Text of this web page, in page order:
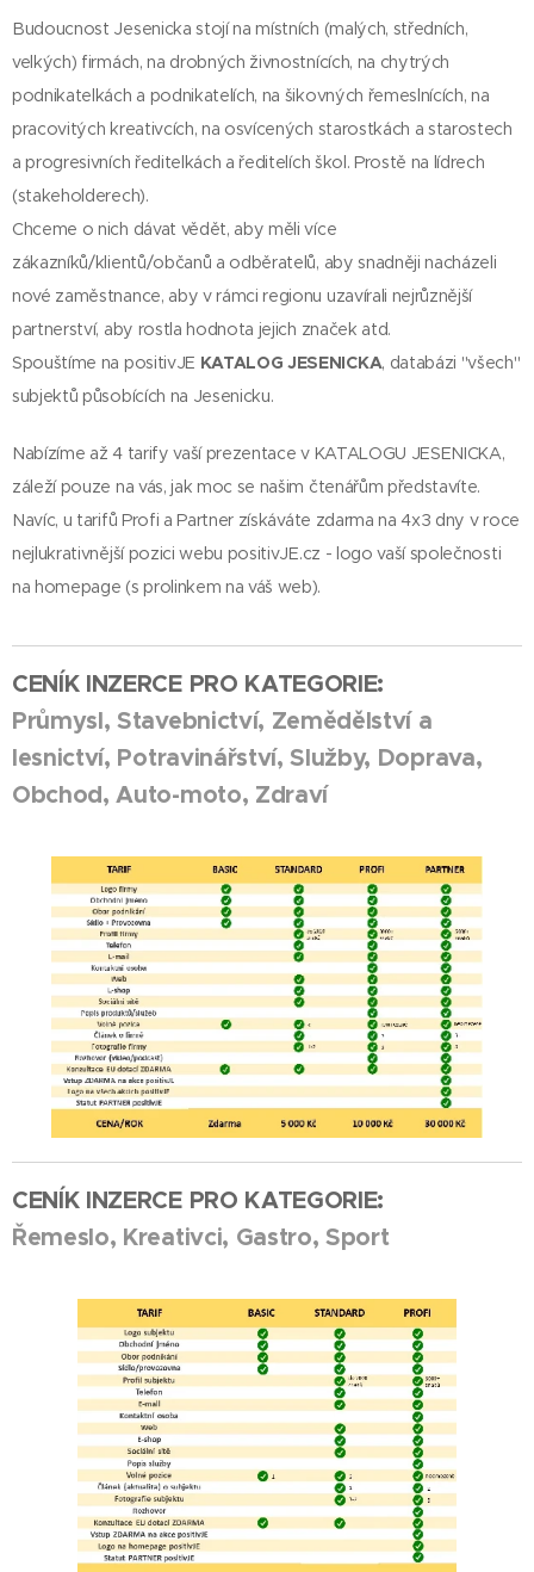
Budoucnost Jesenicka stojí na místních (malých, středních,
velkých) firmách, na drobných živnostnících, na chytrých
podnikatelkách a podnikatelích, na šikovných řemeslnících, na
pracovitých kreativcích, na osvícených starostkách a starostech
a progresivních ředitelkách a ředitelích škol. Prostě na lídrech
(stakeholderech).
Chceme o nich dávat vědět, aby měli více
zákazníků/klientů/občanů a odběratelů, aby snadněji nacházeli
nové zaměstnance, aby v rámci regionu uzavírali nejrůznější
partnerství, aby rostla hodnota jejich značek atd.
Spouštíme na positivJE KATALOG JESENICKA, databázi "všech"
subjektů působících na Jesenicku.
Nabízíme až 4 tarify vaší prezentace v KATALOGU JESENICKA,
záleží pouze na vás, jak moc se našim čtenářům představíte.
Navíc, u tarifů Profi a Partner získáváte zdarma na 4x3 dny v roce
nejlukrativnější pozici webu positivJE.cz - logo vaší společnosti
na homepage (s prolinkem na váš web).
CENÍK INZERCE PRO KATEGORIE:
Průmysl, Stavebnictví, Zemědělství a
lesnictví, Potravinářství, Služby, Doprava,
Obchod, Auto-moto, Zdraví
CENÍK INZERCE PRO KATEGORIE:
Řemeslo, Kreativci, Gastro, Sport